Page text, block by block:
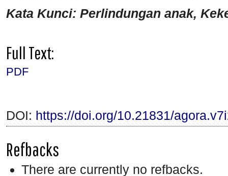
Kata Kunci: Perlindungan anak,
Full Text:
PDF
DOI: https://doi.org/10.21831/
Refbacks
There are currently no refbacks.